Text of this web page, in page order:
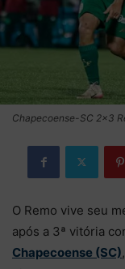
Chapecoense-SC 2×3
O Remo vive seu
após a 3ª vitória
Chapecoense (SC)